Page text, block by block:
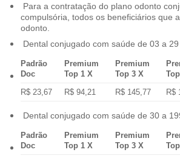
Para a contratação do plano odonto
compulsória, todos os beneficiários que
odonto.
Dental conjugado com saúde de 03 a
Padrão
Doc
Premium
Top 1 X
Premium
Top 3 X
R$ 23,67
R$ 94,21 R$ 145,77 R$
Dental conjugado com saúde de 30 a
Padrão
Doc
Premium
Top 1 X
Premium
Top 3 X